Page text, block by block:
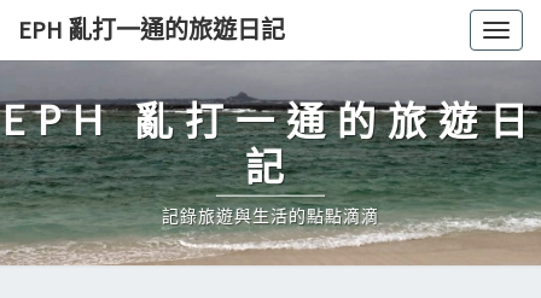
Skip
EPH 亂打一通的旅遊日記
EPH 亂打一通的旅遊日
記
記錄旅遊與生活的點點滴滴